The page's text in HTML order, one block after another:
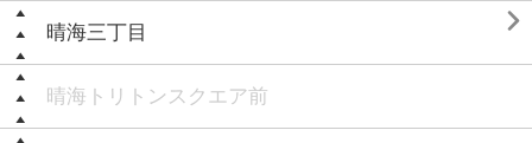
晴海三丁目 
晴海トリトンスクエア前